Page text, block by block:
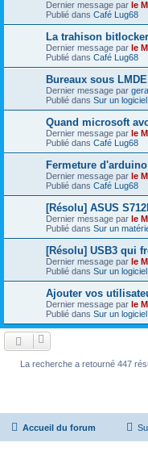
Dernier message par le
Publié dans Café Lug68
La trahison bitlocker
Dernier message par le
Publié dans Café Lug68
Bureaux sous LMDE
Dernier message par
Publié dans Sur un logiciel
Quand microsoft
Dernier message par le
Publié dans Café Lug68
Fermeture d'arduino
Dernier message par le
Publié dans Café Lug68
[Résolu] ASUS
Dernier message par le
Publié dans Sur un
[Résolu] USB3 qui
Dernier message par le
Publié dans Sur un logiciel
Ajouter vos
Dernier message par le
Publié dans Sur un logiciel
La recherche a retourné 447
Accueil du forum